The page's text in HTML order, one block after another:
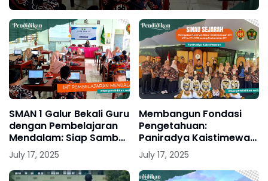
SMAN 1 Galur Bekali Guru
dengan Pembelajaran
Mendalam: Siap Sambut
Era Pendidikan Inovatif
July 17, 2025
Membangun Fondasi
Pengetahuan:
Paniradya Kaistimewan
Gelar "Sinau Sejarah
Keistimewaan DIY" di
SMAN 1 Galur
July 17, 2025